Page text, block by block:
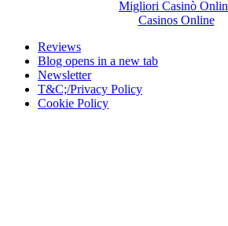
Migliori Casinò
Casinos Online
Reviews
Blog opens in a new tab
Newsletter
T&C;/Privacy Policy
Cookie Policy